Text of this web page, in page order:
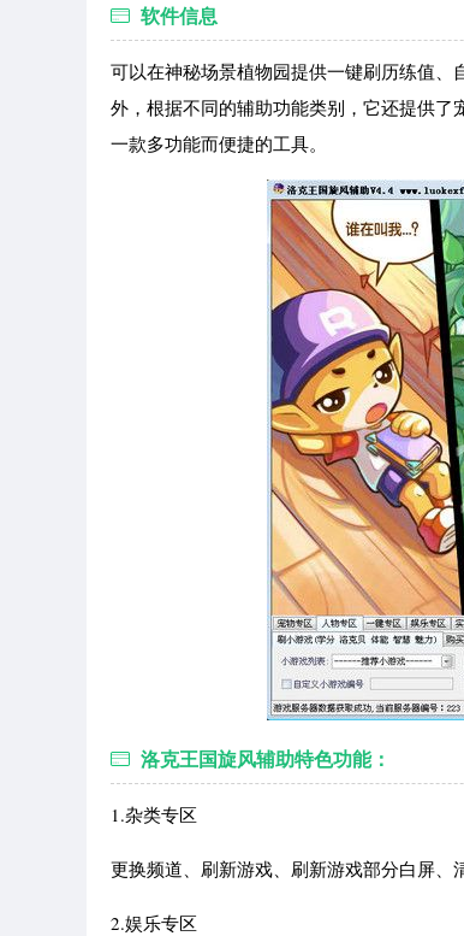
软件信息
可以在神秘场景植物园提供一键刷历练值
外，根据不同的辅助功能类别，它还提供
一款多功能而便捷的工具。
洛克王国旋风辅助特色功能：
1.杂类专区
更换频道、刷新游戏、刷新游戏部分白屏、
2.娱乐专区